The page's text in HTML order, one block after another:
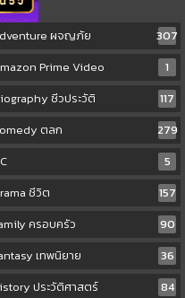
ผจญภัย
307
Prime Video
1
ชีวประวัติ
117
ตลก
279
5
ชีวิต
157
ครอบครัว
90
เทพนิยาย
36
ประวัติศาสตร์
84